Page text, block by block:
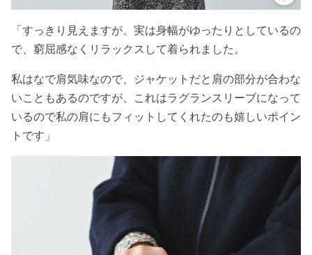
「すっきり見えますが、実は身幅がゆったりとしているの
で、窮屈感なくリラックスして着られました。
私はなで肩気味なので、ジャケットだと肩の部分が合わな
いこともあるのですが、これはラグランスリーブになって
いるので私の肩にもフィットしてくれたのも嬉しいポイン
トです」